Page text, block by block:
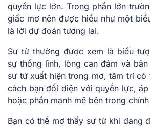
quyền lực lớn. Trong phần lớn
giấc mơ nên được hiểu như một
là lời dự đoán tương lai.
Sư tử thường được xem là biểu
sự thống lĩnh, lòng can đảm và
sư tử xuất hiện trong mơ, tâm trí có
cách bạn đối diện với quyền lực,
hoặc phần mạnh mẽ bên trong
Bạn có thể mơ thấy sư tử khi đang